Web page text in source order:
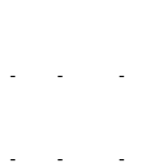
- - -
- - -